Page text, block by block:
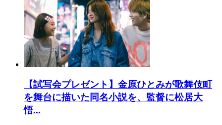
【試写会プレゼント】金原ひとみが歌舞伎町
を舞台に描いた同名小説を、監督に松居大
悟...